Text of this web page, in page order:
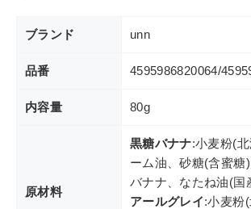
ブランド unn
品番 4595986820064/
内容量 80g
原材料
黒糖バナナ:小麦粉(
ーム油、砂糖(含蜜糖
バナナ、なたね油(国
アールグレイ:小麦粉